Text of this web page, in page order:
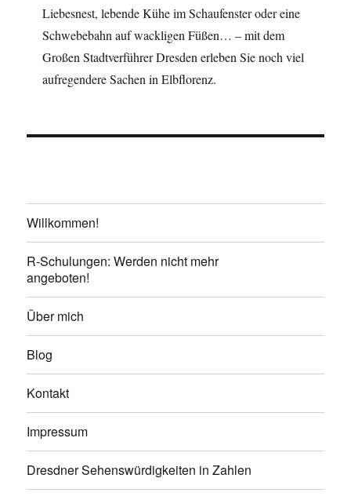
Liebesnest, lebende Kühe im Schaufenster oder eine
Schwebebahn auf wackligen Füßen… – mit dem
Großen Stadtverführer Dresden erleben Sie noch viel
aufregendere Sachen in Elbflorenz.
Willkommen!
R-Schulungen: Werden nicht mehr
angeboten!
Über mich
Blog
Kontakt
Impressum
Dresdner Sehenswürdigkeiten in Zahlen